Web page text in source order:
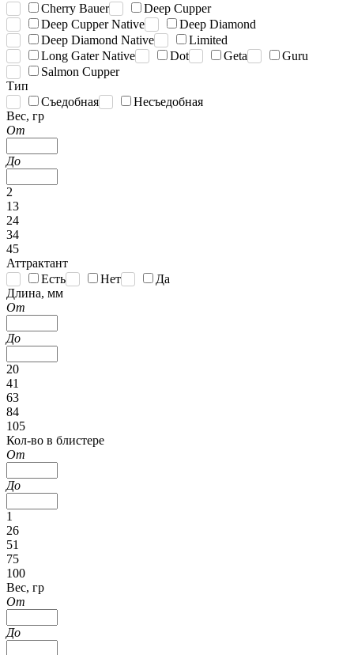
Cherry Bauer
Deep Cupper
Deep Cupper Native
Deep Diamond
Deep Diamond Native
Limited
Long Gater Native
Dot Geta
Guru
Salmon Cupper
Тип
Съедобная
Несъедобная
Вес, гр
От
До
2
13
24
34
45
Аттрактант
Есть
Нет
Да
Длина, мм
От
До
20
41
63
84
105
Кол-во в блистере
От
До
1
26
51
75
100
Вес, гр
От
До